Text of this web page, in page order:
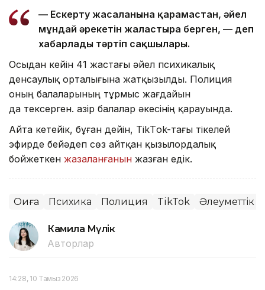
— Ескерту жасалғанына қарамастан, әйел
мұндай әрекетін жалғастыра берген, — деп
хабарлады тәртіп сақшылары.
Осыдан кейін 41 жастағы әйел психикалық
денсаулық орталығына жатқызылды. Полиция
оның балаларының тұрмыс жағдайын
да тексерген. Қазір балалар әкесінің қарауында.
Айта кетейік, бұған дейін, TikТok-тағы тікелей
эфирде бейәдеп сөз айтқан қызылордалық
бойжеткен жазаланғанын жазған едік.
Оқиға Психика Полиция TikTok Әлеуметтік
Камила Мүлік
Авторлар
14:28, 10 Тамыз 2026